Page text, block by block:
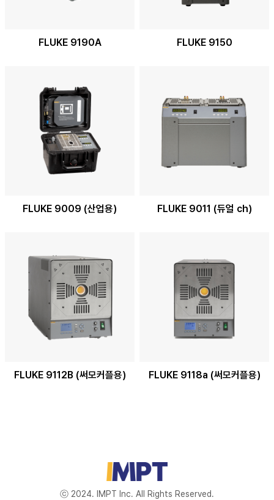
FLUKE 9190A FLUKE 9150
FLUKE 9009 (산업용) FLUKE 9011 (듀얼 ch)
FLUKE 9112B (써모커플용) FLUKE 9118a (써모커플용)
ⓒ 2024. IMPT Inc. All Rights Reserved.